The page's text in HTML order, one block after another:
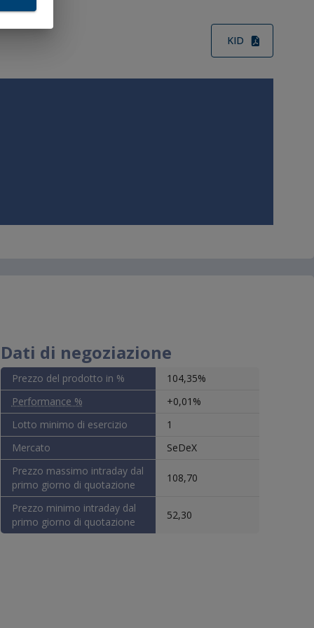
KID
Dati di negoziazione
Prezzo del prodotto in %
104,35%
Performance %
+0,01%
Lotto minimo di esercizio
1
Mercato
SeDeX
Prezzo massimo intraday dal
primo giorno di quotazione
108,70
Prezzo minimo intraday dal
primo giorno di quotazione
52,30
n.
n.